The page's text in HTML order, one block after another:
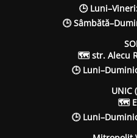
🕒
🕒
🗺 str. Alecu
🕒
UNIC
🗺
🕒